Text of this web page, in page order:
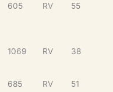
605 RV 55
1069 RV 38
685 RV 51